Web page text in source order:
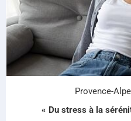
Provence-
« Du stress à la